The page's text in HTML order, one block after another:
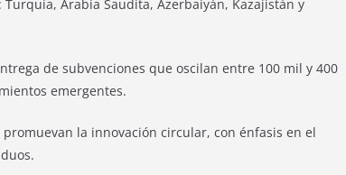
Arabia Saudita, Azerbaiyán, Kazajistán y
de subvenciones que oscilan entre 100 mil y 400
emergentes.
la innovación circular, con énfasis en el